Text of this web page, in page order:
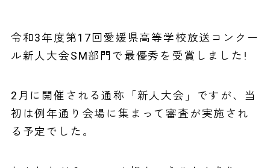
令和3年度第17回愛媛県高等学校放送コンクー
ル新人大会SM部門で最優秀を受賞しました!
2月に開催される通称「新人大会」ですが、当
初は例年通り会場に集まって審査が実施され
る予定でした。